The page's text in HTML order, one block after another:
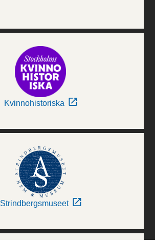
Kvinnohistoriska
Strindbergsmuseet